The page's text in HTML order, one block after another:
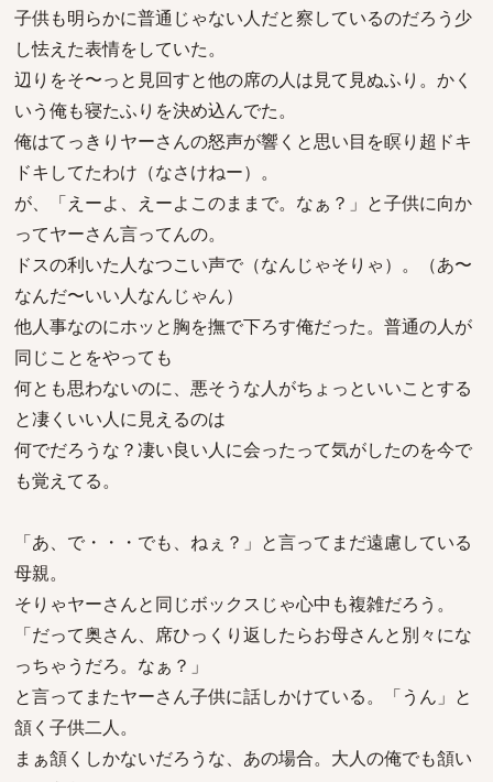
子供も明らかに普通じゃない人だと察しているのだろう少
し怯えた表情をしていた。
辺りをそ〜っと見回すと他の席の人は見て見ぬふり。かく
いう俺も寝たふりを決め込んでた。
俺はてっきりヤーさんの怒声が響くと思い目を瞑り超ドキ
ドキしてたわけ（なさけねー）。
が、「えーよ、えーよこのままで。なぁ？」と子供に向か
ってヤーさん言ってんの。
ドスの利いた人なつこい声で（なんじゃそりゃ）。（あ〜
なんだ〜いい人なんじゃん）
他人事なのにホッと胸を撫で下ろす俺だった。普通の人が
同じことをやっても
何とも思わないのに、悪そうな人がちょっといいことする
と凄くいい人に見えるのは
何でだろうな？凄い良い人に会ったって気がしたのを今で
も覚えてる。
「あ、で・・・でも、ねぇ？」と言ってまだ遠慮している
母親。
そりゃヤーさんと同じボックスじゃ心中も複雑だろう。
「だって奥さん、席ひっくり返したらお母さんと別々にな
っちゃうだろ。なぁ？」
と言ってまたヤーさん子供に話しかけている。「うん」と
頷く子供二人。
まぁ頷くしかないだろうな、あの場合。大人の俺でも頷い